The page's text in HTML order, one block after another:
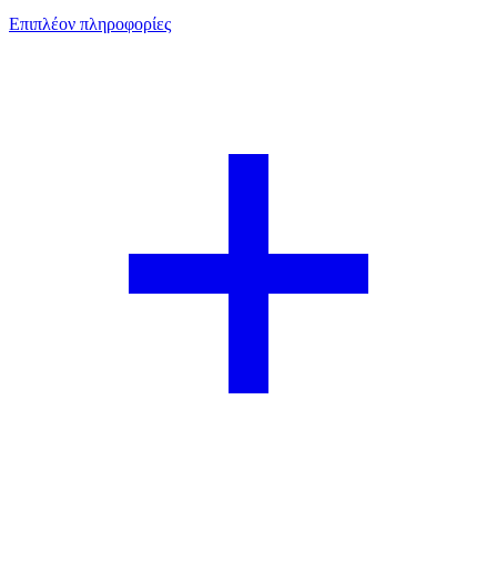
Επιπλέον πληροφορίες